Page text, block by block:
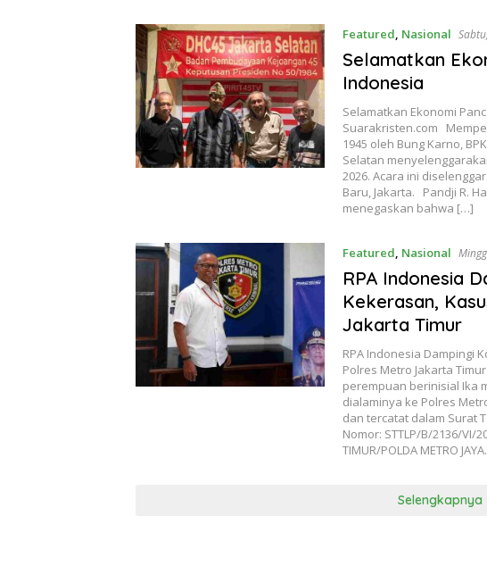
Featured, Nasional
Selamatkan
Indonesia
Selamatkan Ekonomi
Suarakristen.com
1945 oleh Bung Karno,
Selatan
2026. Acara ini
Baru, Jakarta. Pandji R.
menegaskan bahwa […]
Featured, Nasional
RPA Indonesia
Kekerasan,
Jakarta Timur
RPA Indonesia Dampingi
Polres Metro Jakarta
perempuan berinisial Ika
dialaminya ke Polres
dan tercatat dalam Surat
Nomor: STTLP/B/2136/VI/
TIMUR/POLDA METRO
Selengkapnya